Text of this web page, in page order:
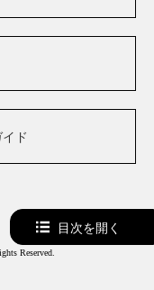
ド
Reserved.
目次を開く